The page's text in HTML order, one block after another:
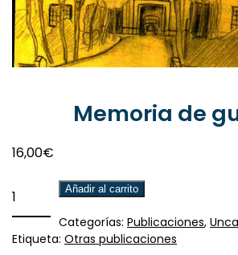
Memoria de
16,00€
Memoria
de
cantidad
Añadir al carrito
Categorías: Publicaciones,
Etiqueta: Otras publicaciones